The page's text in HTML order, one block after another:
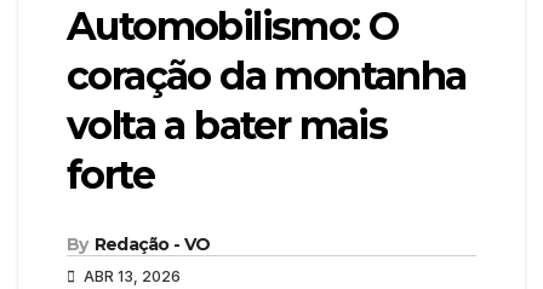
Automobilismo: O
coração da montanha
volta a bater mais
forte
By Redação - VO
ABR 13, 2026